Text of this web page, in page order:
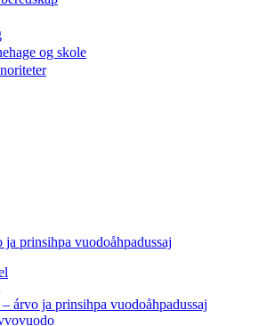
og skole
ja prinsihpa vuodoåhpadussaj
– árvo ja prinsihpa vuodoåhpadussaj